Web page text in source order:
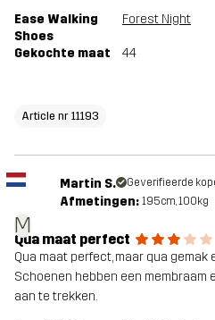
Ease Walking
Shoes
Forest Night
Gekochte maat 44
Article nr 11193
M
Martin S. Geverifieerde
Afmetingen: 195cm, 100kg
Qua maat perfect
Qua maat perfect, maar qua gemak
Schoenen hebben een membraam
aan te trekken.